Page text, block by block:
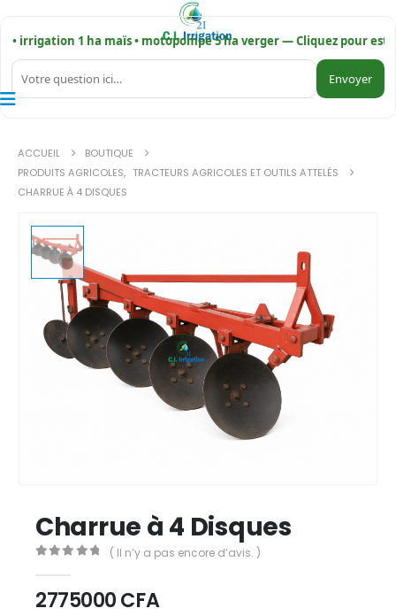
1 ha maïs • motopompe 5 ha verger — Cliquez pour estimer
Envoyer
ACCUEIL
BOUTIQUE
PRODUITS AGRICOLES, TRACTEURS AGRICOLES ET OUTILS ATTELÉS
CHARRUE À 4 DISQUES
Charrue à 4 Disques
( Il n’y a pas encore d’avis. )
2775000CFA